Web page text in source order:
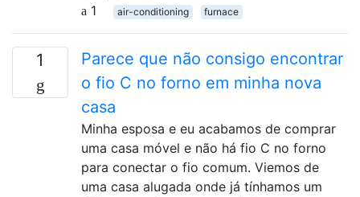
1
air-conditioning furnace
1
Parece que não consigo encontrar
o fio C no forno em minha nova
casa
Minha esposa e eu acabamos de comprar
uma casa móvel e não há fio C no forno
para conectar o fio comum. Viemos de
uma casa alugada onde já tínhamos um